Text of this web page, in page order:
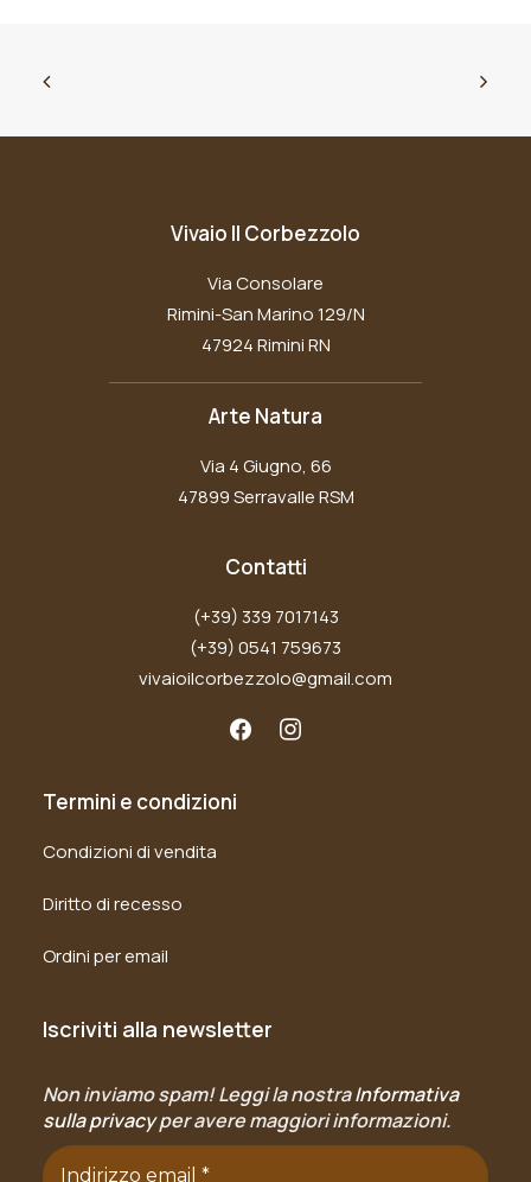
Vivaio Il Corbezzolo
Via Consolare
Rimini-San Marino 129/N
47924 Rimini RN
Arte Natura
Via 4 Giugno, 66
47899 Serravalle RSM
Contatti
(+39) 339 7017143
(+39) 0541 759673
vivaioilcorbezzolo@gmail.com
Termini e condizioni
Condizioni di vendita
Diritto di recesso
Ordini per email
Iscriviti alla newsletter
Non inviamo spam! Leggi la nostraInformativa
sulla privacyper avere maggiori informazioni.